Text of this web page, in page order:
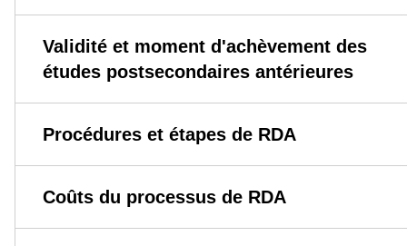
Validité et moment d'achèvement des
études postsecondaires antérieures
Procédures et étapes de RDA
Coûts du processus de RDA